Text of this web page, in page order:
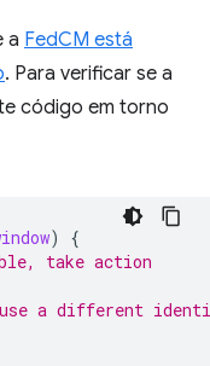
a FedCM está
. Para verificar se a
código em torno
)
{
take action
use a different